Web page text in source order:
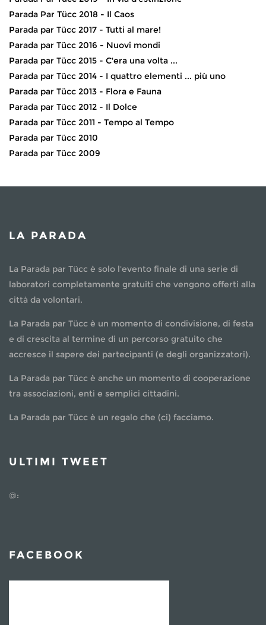
Parada Par Tücc 2018 - Il Caos
Parada par Tücc 2017 - Tutti al mare!
Parada par Tücc 2016 - Nuovi mondi
Parada par Tücc 2015 - C'era una volta ...
Parada par Tücc 2014 - I quattro elementi ... più uno
Parada par Tücc 2013 - Flora e Fauna
Parada par Tücc 2012 - Il Dolce
Parada par Tücc 2011 - Tempo al Tempo
Parada par Tücc 2010
Parada par Tücc 2009
LA PARADA
La Parada par Tücc è solo l'evento finale di una serie di
laboratori completamente gratuiti che vengono offerti alla
città da volontari.
La Parada par Tücc è un momento di condivisione, di festa
e di crescita al termine di un percorso gratuito che
accresce il sapere dei partecipanti (e degli organizzatori).
La Parada par Tücc è anche un momento di cooperazione
tra associazioni, enti e semplici cittadini.
La Parada par Tücc è un regalo che (ci) facciamo.
ULTIMI TWEET
@:
FACEBOOK